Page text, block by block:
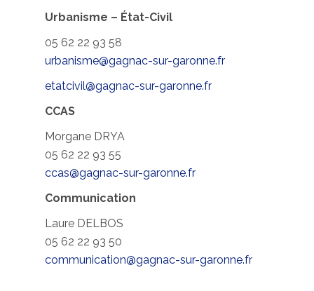
Urbanisme – État-Civil
05 62 22 93 58
urbanisme@gagnac-sur-garonne.fr
etatcivil@gagnac-sur-garonne.fr
CCAS
Morgane DRYA
05 62 22 93 55
ccas@gagnac-sur-garonne.fr
Communication
Laure DELBOS
05 62 22 93 50
communication@gagnac-sur-garonne.fr